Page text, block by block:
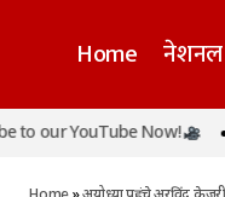
Home नेशनल
वैभव सूर्यवंशी के डेब्यू पर
YouTube Now!